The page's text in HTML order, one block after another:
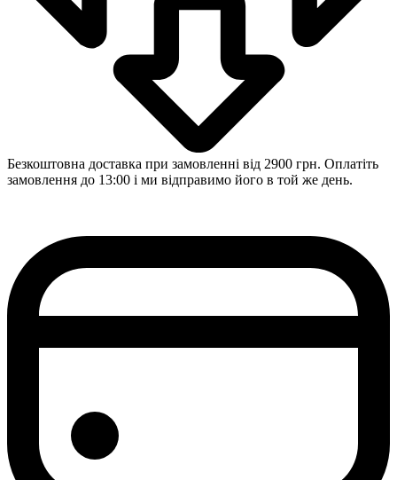
Безкоштовна доставка при замовленні від 2900 грн. Оплатіть
замовлення до 13:00 і ми відправимо його в той же день.